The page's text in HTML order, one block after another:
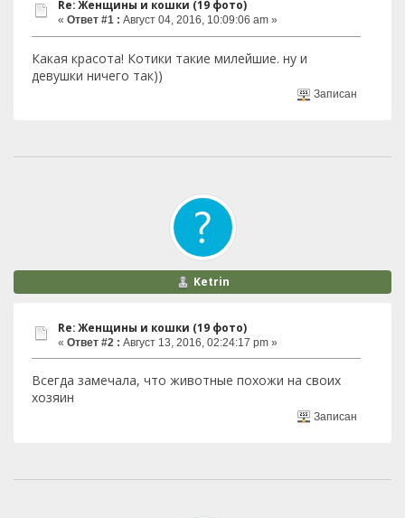
Re: Женщины и кошки (19 фото)
« Ответ #1 : Август 04, 2016, 10:09:06 am »
Какая красота! Котики такие милейшие. ну и
девушки ничего так))
Записан
Ketrin
Re: Женщины и кошки (19 фото)
« Ответ #2 : Август 13, 2016, 02:24:17 pm »
Всегда замечала, что животные похожи на своих
хозяин
Записан